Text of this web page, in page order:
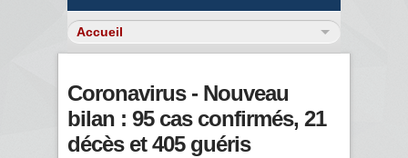
Coronavirus - Nouveau
bilan : 95 cas confirmés, 21
décès et 405 guéris